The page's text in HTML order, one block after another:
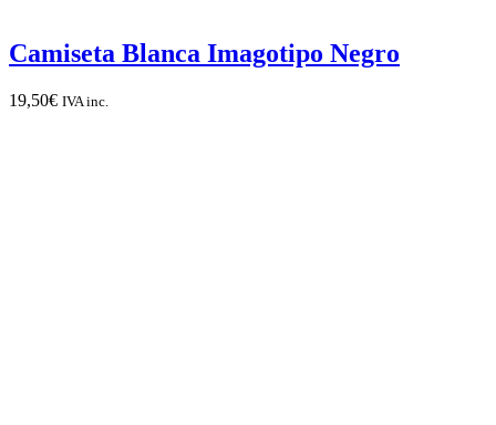
Camiseta Blanca Imagotipo Negro
19,50€ IVA inc.